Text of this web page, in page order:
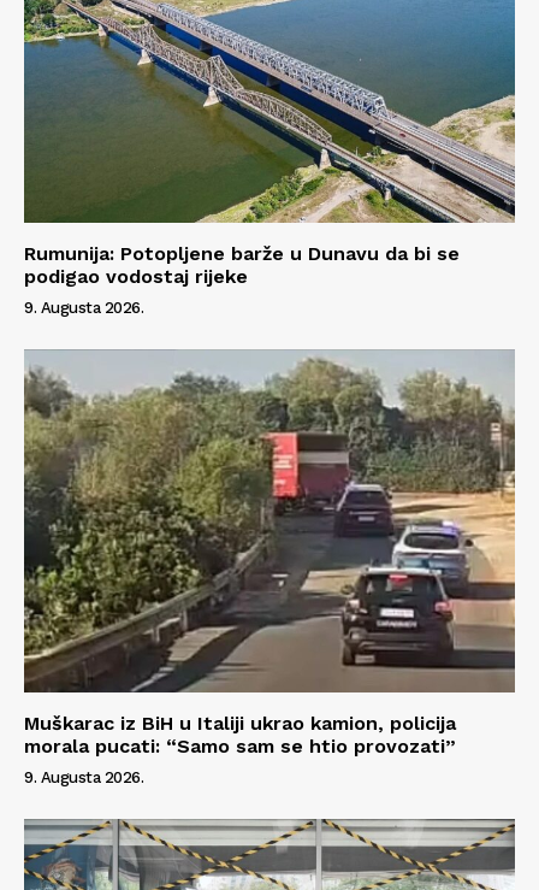
Info
O nama
Kontakt
Impressum
Rumunija: Potopljene barže u Dunavu da bi se
podigao vodostaj rijeke
9. Augusta 2026.
Muškarac iz BiH u Italiji ukrao kamion, policija
morala pucati: “Samo sam se htio provozati”
9. Augusta 2026.